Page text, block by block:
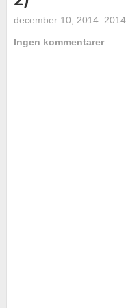
december 10, 2014. 2014
Ingen kommentarer